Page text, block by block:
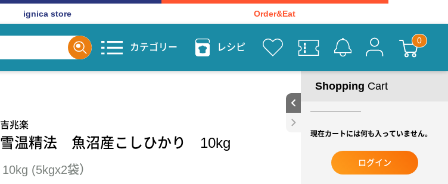
ignica store Order&Eat
カテゴリー レシピ
吉兆楽
雪温精法 魚沼産こしひかり 10kg
10kg (5kgx2袋）
Shopping Cart
現在カートには何も入っていません。
ログイン